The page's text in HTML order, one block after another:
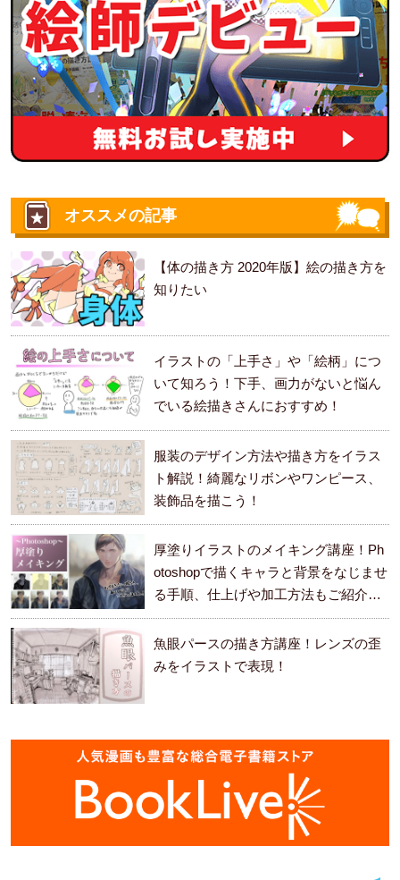
オススメの記事
【体の描き方 2020年版】絵の描き方を
知りたい
イラストの「上手さ」や「絵柄」につ
いて知ろう！下手、画力がないと悩ん
でいる絵描きさんにおすすめ！
服装のデザイン方法や描き方をイラス
ト解説！綺麗なリボンやワンピース、
装飾品を描こう！
厚塗りイラストのメイキング講座！Ph
otoshopで描くキャラと背景をなじませ
る手順、仕上げや加工方法もご紹介し
ます。
魚眼パースの描き方講座！レンズの歪
みをイラストで表現！